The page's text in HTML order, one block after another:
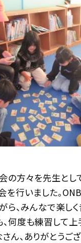
の方々を先生とし
を行いました。
ら、みんなで楽し
、何度も練習して上
ん、ありがとうござ